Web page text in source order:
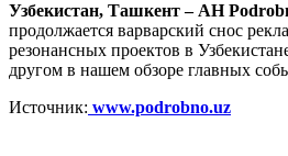
Узбекистан, Ташкент – АН
продолжается варварский снос
резонансных проектов в
другом в нашем обзоре главных
Источник: www.podrobno.uz